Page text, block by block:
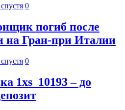
0
погиб после
на Гран-при Италии
0
1xs_10193 – до